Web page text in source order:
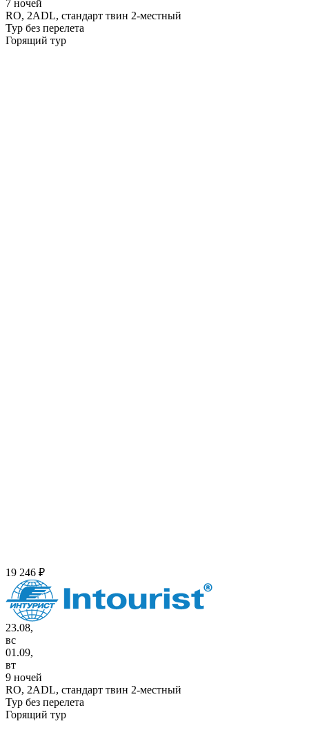
7 ночей
RO, 2ADL, стандарт твин 2-местный
Тур без перелета
Горящий тур
19 246 ₽
23.08,
вс
01.09,
вт
9 ночей
RO, 2ADL, стандарт твин 2-местный
Тур без перелета
Горящий тур